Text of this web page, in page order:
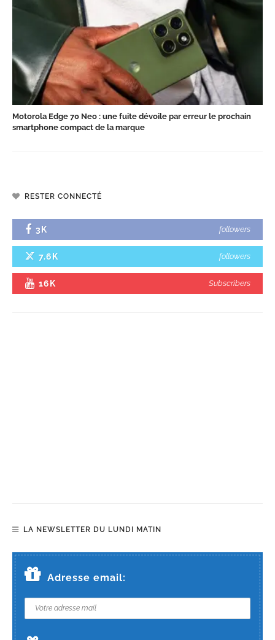
Motorola Edge 70 Neo : une fuite dévoile par erreur le prochain
smartphone compact de la marque
RESTER CONNECTÉ
3K followers
7.6K followers
16K Subscribers
LA NEWSLETTER DU LUNDI MATIN
Adresse email: